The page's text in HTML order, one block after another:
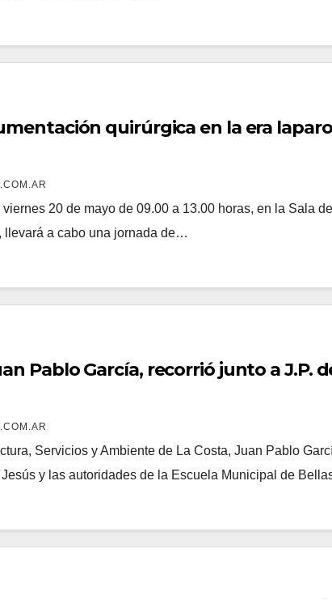
quirúrgica en la era
20 de mayo de 09.00 a 13.00 horas, en la Sala
llevará a cabo una jornada de…
Pablo García, recorrió junto a J.P.
Servicios y Ambiente de La Costa, Juan Pablo
y las autoridades de la Escuela Municipal de